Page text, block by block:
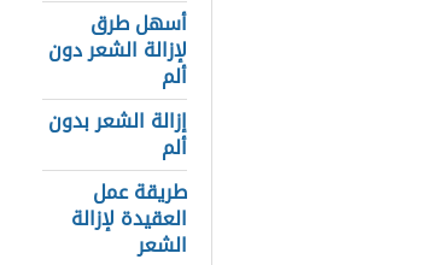
أسهل طرق
لإزالة الشعر دون
ألم
إزالة الشعر بدون
ألم
طريقة عمل
العقيدة لإزالة
الشعر